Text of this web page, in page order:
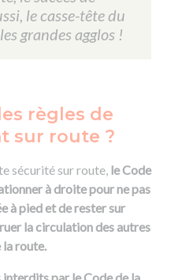
le casse-tête du
grandes agglos !
règles de
sur route ?
sécurité sur route, le Code
à droite pour ne pas
à pied et de rester sur
la circulation des autres
la route.